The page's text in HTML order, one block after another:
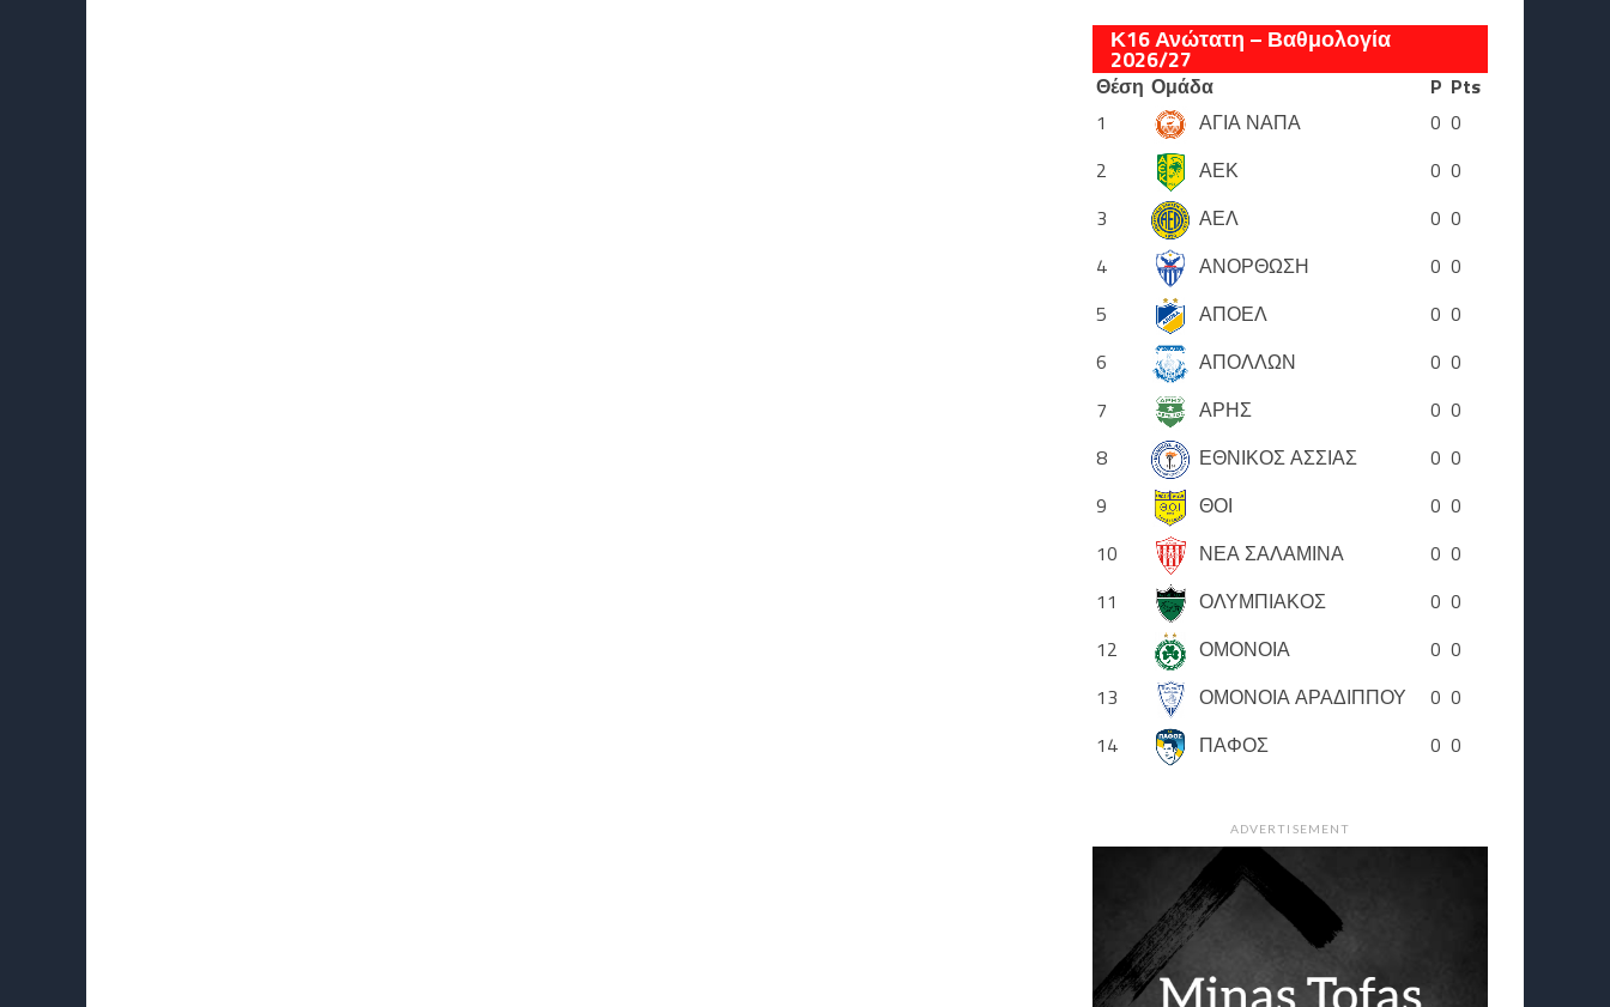
Κ16 Ανώτατη – Βαθμολογία
2026/27
Θέση Ομάδα P Pts
1
ΑΓΙΑ ΝΑΠΑ 0 0
2
ΑΕΚ 0 0
3
ΑΕΛ 0 0
4
ΑΝΟΡΘΩΣΗ 0 0
5
ΑΠΟΕΛ 0 0
6
ΑΠΟΛΛΩΝ 0 0
7
ΑΡΗΣ 0 0
8
ΕΘΝΙΚΟΣ ΑΣΣΙΑΣ 0 0
9
ΘΟΙ 0 0
10
ΝΕΑ ΣΑΛΑΜΙΝΑ 0 0
11
ΟΛΥΜΠΙΑΚΟΣ 0 0
12
ΟΜΟΝΟΙΑ 0 0
13
ΟΜΟΝΟΙΑ ΑΡΑΔΙΠΠΟΥ 0 0
14
ΠΑΦΟΣ 0 0
ADVERTISEMENT